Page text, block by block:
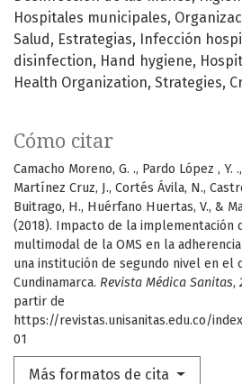
Hospitales municipales
Salud
Estrategias Infección
disinfection
Hand hygiene
Health Organization Strategies
Cómo citar
Camacho Moreno, G. ., Pardo López , Y.
Martínez Cruz, J., Cortés Ávila, N.,
Buitrago, H., Huérfano Huertas, V., &
(2018). Impacto de la implementación
multimodal de la OMS en la
una institución de segundo nivel en el
Cundinamarca. Revista Médica Sanitas,
partir de
https://revistas.unisanitas.edu.co/
01
Más formatos de cita